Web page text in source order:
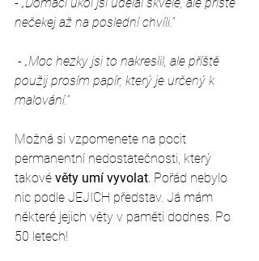
nečekej až na poslední chvíli.“
- „Moc hezky jsi to nakreslil, ale příště
použij prosím papír, který je určený k
malování.“
Možná si vzpomenete na pocit
permanentní nedostatečnosti, který
takové věty umí vyvolat. Pořád nebylo
nic podle JEJICH představ. Já mám
některé jejich věty v paměti dodnes. Po
50 letech!